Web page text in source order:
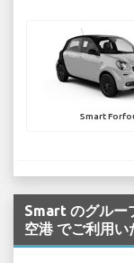
Smart
Smart のグルー
空港 でご利用い